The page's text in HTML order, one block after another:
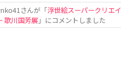
さんが「浮世絵スーパークリエイ
歌川国芳展 」にコメントしました